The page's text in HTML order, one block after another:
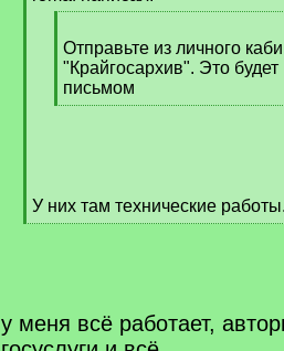
q
]
Отправьте из личного
"Крайгосархив". Это
письмом
[
У них там технические
[
у меня всё работает,